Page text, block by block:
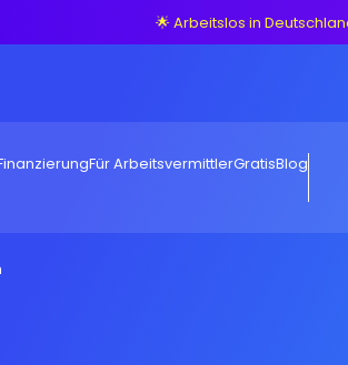
🌟 Arbeitslos in
Für ArbeitsvermittlerGratisBlog